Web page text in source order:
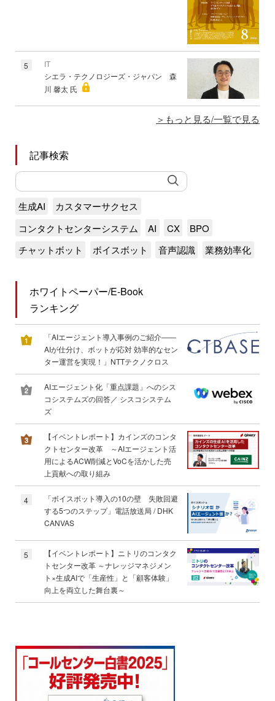
5
IT
シエラ・テクノロジーズ・ジャパン 森
川 馨太 氏
もっと見る/一覧で見る
記事検索
生成AI
カスタマーサクセス
コンタクトセンターシステム
AI CX
BPO
チャットボット
ボイスボット 音声認識 業務効率化
ホワイトペーパー/E-Book
ランキング
「AIエージェント導入事例のご紹介――
AIが仕分け、ボットが応対 効率的なセン
ター運営を実現！」NTTテクノクロス
AIエージェント化「重点課題」へのシス
コシステムズの回答／ シスコシステム
ズ
【イベントレポート】カインズのコンタ
クトセンター改革 ～AIエージェント活
用によるACW削減とVoCを活かした売
上貢献への取り組み
4
「ボイスボット導入の10の壁 失敗回避
する5つのステップ」電話放送局 / DHK
CANVAS
5
【イベントレポート】ニトリのコンタク
トセンター改革 ～ナレッジマネジメン
ト×生成AIで「生産性」と「顧客体験」
向上を両立した舞台裏～